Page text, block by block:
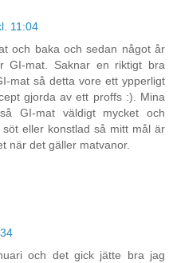
11:04
och baka och sedan något år
GI-mat. Saknar en riktigt bra
mat så detta vore ett ypperligt
gjorda av ett proffs :). Mina
GI-mat väldigt mycket och
eller konstlad så mitt mål är
när det gäller matvanor.
och det gick jätte bra jag